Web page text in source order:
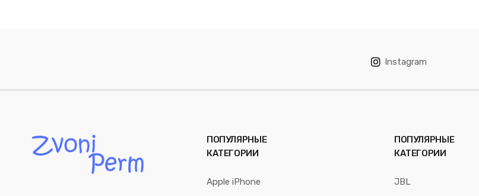
Instagram
ПОПУЛЯРНЫЕ
КАТЕГОРИИ
Apple iPhone
ПОПУЛЯРНЫЕ
КАТЕГОРИИ
JBL